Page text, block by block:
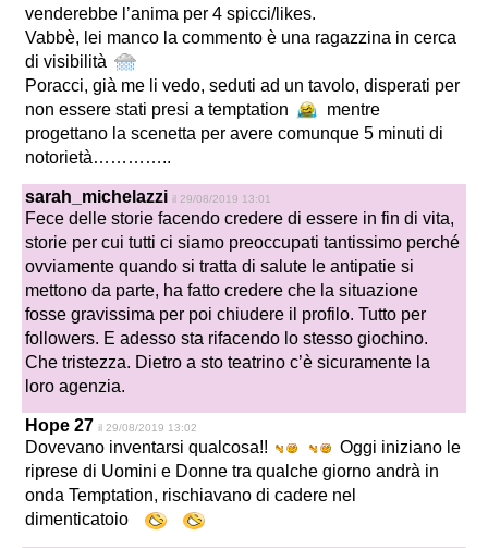
venderebbe l’anima per 4 spicci/likes.
Vabbè, lei manco la commento è una ragazzina in cerca
di visibilità
Poracci, già me li vedo, seduti ad un tavolo, disperati per
non essere stati presi a temptation
mentre
progettano la scenetta per avere comunque 5 minuti di
notorietà…………..
sarah_michelazzi il 29/08/2019 13:01
Fece delle storie facendo credere di essere in fin di vita,
storie per cui tutti ci siamo preoccupati tantissimo perché
ovviamente quando si tratta di salute le antipatie si
mettono da parte, ha fatto credere che la situazione
fosse gravissima per poi chiudere il profilo. Tutto per
followers. E adesso sta rifacendo lo stesso giochino.
Che tristezza. Dietro a sto teatrino c’è sicuramente la
loro agenzia.
Hope 27 il 29/08/2019 13:02
Dovevano inventarsi qualcosa!!
Oggi iniziano le
riprese di Uomini e Donne tra qualche giorno andrà in
onda Temptation, rischiavano di cadere nel
dimenticatoio